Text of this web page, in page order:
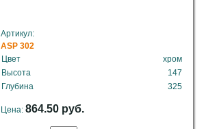
Артикул:
ASP 302
Цвет
хром
Высота
147
Глубина
325
Цена: 864.50 руб.